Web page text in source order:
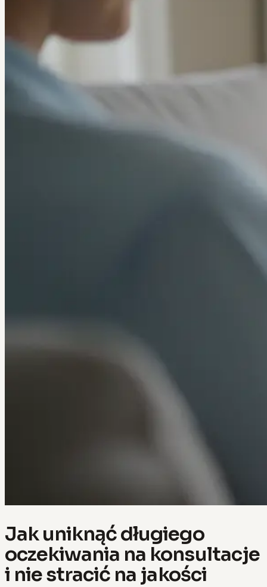
Jak uniknąć długiego
oczekiwania na konsultacje
i nie stracić na jakości